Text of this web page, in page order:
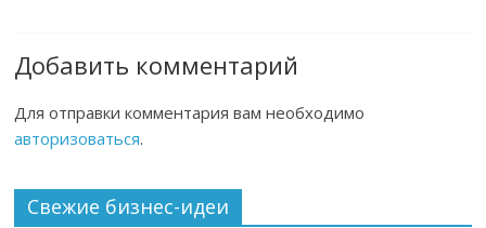
Добавить комментарий
Для отправки комментария вам необходимо
авторизоваться.
Свежие бизнес-идеи